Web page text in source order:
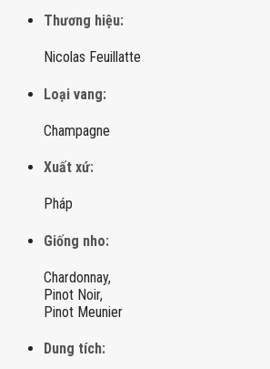
Thương hiệu:
Nicolas Feuillatte
Loại vang:
Champagne
Xuất xứ:
Pháp
Giống nho:
Chardonnay,
Pinot Noir,
Pinot Meunier
Dung tích: